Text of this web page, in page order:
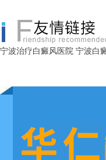
宁波治疗白癜风医院 宁波白